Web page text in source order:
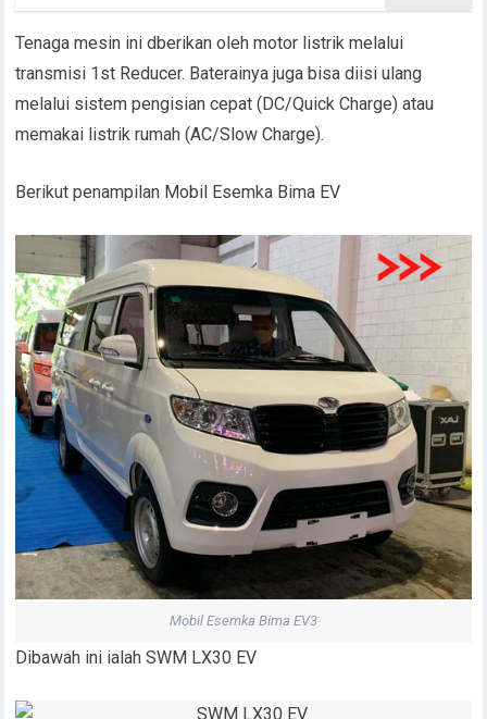
Tenaga mesin ini dberikan oleh motor listrik melalui
transmisi 1st Reducer. Baterainya juga bisa diisi ulang
melalui sistem pengisian cepat (DC/Quick Charge) atau
memakai listrik rumah (AC/Slow Charge).
Berikut penampilan Mobil Esemka Bima EV
Mobil Esemka Bima EV3
Dibawah ini ialah SWM LX30 EV